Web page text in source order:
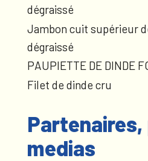
dégraissé
Jambon cuit supérieur
dégraissé
PAUPIETTE DE DINDE
Filet de dinde cru
Partenaires,
medias